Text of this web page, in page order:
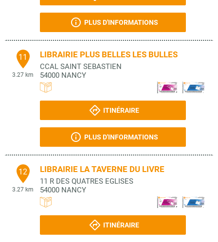
PLUS D'INFORMATIONS
11
3.27 km
LIBRAIRIE PLUS BELLES LES BULLES
CCAL SAINT SEBASTIEN
54000 NANCY
ITINÉRAIRE
PLUS D'INFORMATIONS
12
3.27 km
LIBRAIRIE LA TAVERNE DU LIVRE
11 R DES QUATRES EGLISES
54000 NANCY
ITINÉRAIRE